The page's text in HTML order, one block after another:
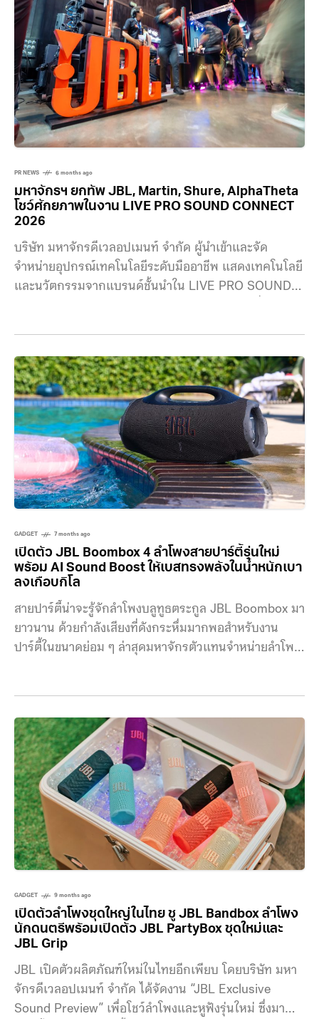
พร้อมเสริมขอบยางกันกระแทก วางจำหน่ายในราคา
PR NEWS 6 months ago
มหาจักรฯ ยกทัพ JBL, Martin, Shure, AlphaTheta
โชว์ศักยภาพในงาน LIVE PRO SOUND CONNECT
2026
บริษัท มหาจักรดีเวลอปเมนท์ จำกัด ผู้นำเข้าและจัด
จำหน่ายอุปกรณ์เทคโนโลยีระดับมืออาชีพ แสดงเทคโนโลยี
และนวัตกรรมจากแบรนด์ชั้นนำใน LIVE PRO SOUND
Centerpoint Studio ภายในงาน มหาจักรฯ ได้เนรมิต
พื้นที่ในโซน Solution Showcase ให้กลายเป็นศูนย์รวม
Live
GADGET 7 months ago
เปิดตัว JBL Boombox 4 ลำโพงสายปาร์ตี้รุ่นใหม่
พร้อม AI Sound Boost ให้เบสทรงพลังในน้ำหนักเบา
ลงเกือบกิโล
สายปาร์ตี้น่าจะรู้จักลำโพงบลูทูธตระกูล JBL Boombox มา
ยาวนาน ด้วยกำลังเสียงที่ดังกระหึ่มมากพอสำหรับงาน
ปาร์ตี้ในขนาดย่อม ๆ ล่าสุดมหาจักรตัวแทนจำหน่ายลำโพง
ลงให้พกพาสะดวกขึ้น ตอบโจทย์งานปาร์ตี้และการใช้งาน
กลางแจ้ง ภายในของ JBL Boombox 4 นั้นเปลี่ยนการ
ออกแบบไดรเวอร์ใหม่ โดยมีวูฟเฟอร์ให้เสียงต่ำ 2 ตัว และ
ทวีตเตอร์สำหรับเสียงแหลม
GADGET 9 months ago
เปิดตัวลำโพงชุดใหญ่ในไทย ชู JBL Bandbox ลำโพง
นักดนตรีพร้อมเปิดตัว JBL PartyBox ชุดใหม่และ
JBL Grip
JBL เปิดตัวผลิตภัณฑ์ใหม่ในไทยอีกเพียบ โดยบริษัท มหา
จักรดีเวลอปเมนท์ จำกัด ได้จัดงาน “JBL Exclusive
Sound Preview” เพื่อโชว์ลำโพงและหูฟังรุ่นใหม่ ซึ่งมา